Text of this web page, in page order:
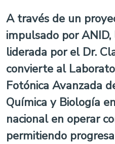
A través de un
impulsado por
liderada por el Dr.
convierte al
Fotónica Avanzada
Química y Biología
nacional en operar
permitiendo